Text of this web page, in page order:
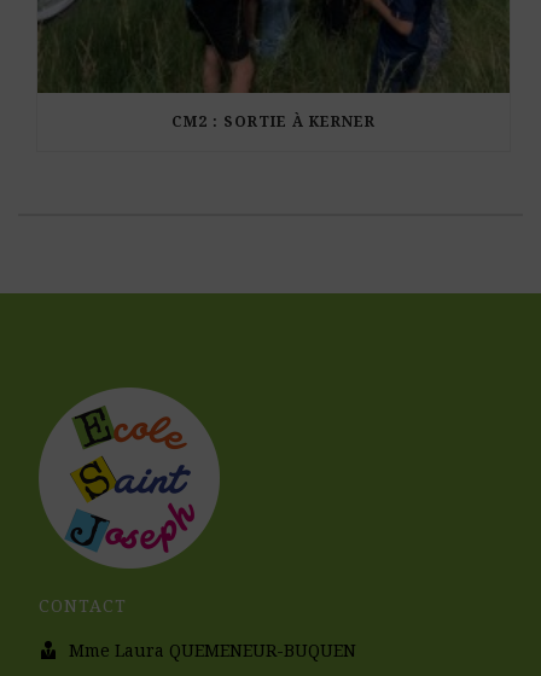
CM2 : SORTIE À KERNER
CONTACT
Mme Laura QUEMENEUR-BUQUEN